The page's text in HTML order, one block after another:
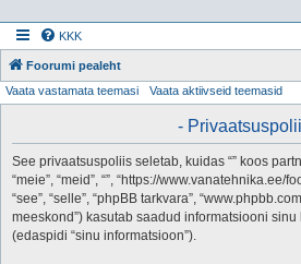
KKK
Foorumi pealeht
Vaata vastamata teemasi Vaata aktiivseid teemasid
-
See privaatsuspoliis seletab, kuidas “” koos
“meie”, “meid”, “”, “https://www.vanatehnika.ee/
“see”, “selle”, “phpBB tarkvara”,
meeskond”) kasutab saadud informatsiooni sinu
(edaspidi “sinu informatsioon”).